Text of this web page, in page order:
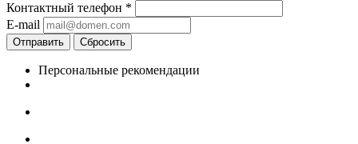
Контактный телефон *
E-mail
Отправить Сбросить
Персональные рекомендации